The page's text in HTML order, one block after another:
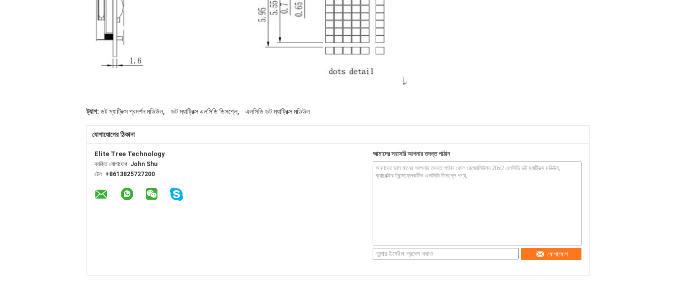
ট্যাগ: ডট ম্যাট্রিক্স প্রদর্শন মডিউল, ডট ম্যাট্রিক্স এলসিডি ডিসপ্লে, এলসিডি ডট ম্যাট্রিক্স মডিউল
যোগাযোগের ঠিকানা
Elite Tree Technology
ব্যক্তি যোগাযোগ: John Shu
টেল: +8613825727200
আমাদের সরাসরি আপনার তদন্ত পাঠান
যোগাযোগ